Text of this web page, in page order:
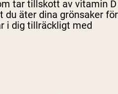
tar tillskott av vitamin D
du äter dina grönsaker för
i dig tillräckligt med